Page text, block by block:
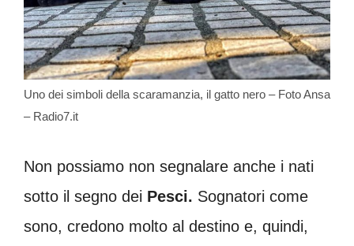
Uno dei simboli della scaramanzia, il gatto nero – Foto Ansa
– Radio7.it
Non possiamo non segnalare anche i nati
sotto il segno dei Pesci. Sognatori come
sono, credono molto al destino e, quindi,